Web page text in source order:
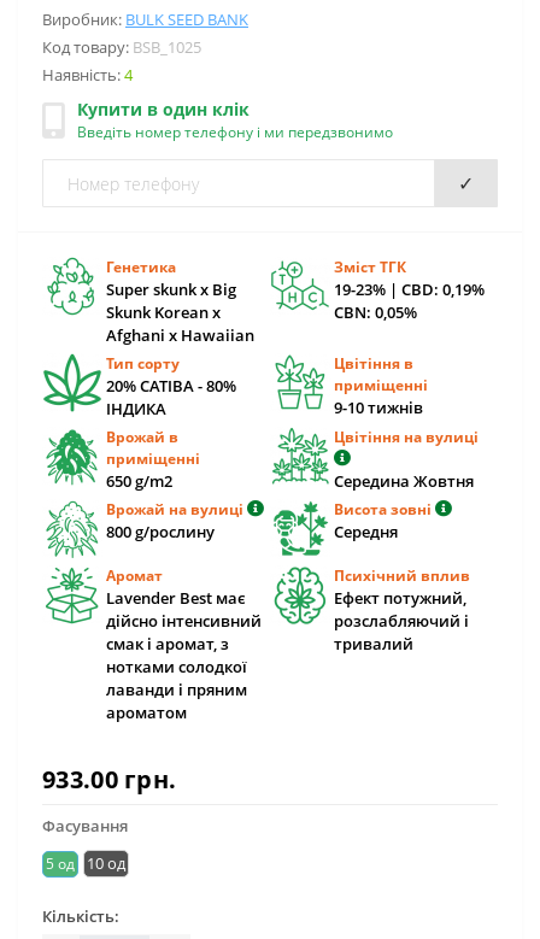
Виробник: BULK SEED BANK
Код товару: BSB_1025
Наявність:4
Купити в один клік
Введіть номер телефону і ми передзвонимо
✓
Генетика
Super skunk x Big
Skunk Korean x
Afghani x Hawaiian
Зміст ТГК
19-23% | CBD: 0,19%
CBN: 0,05%
Тип сорту
20% САТІВА - 80%
ІНДИКА
Цвітіння в
приміщенні
9-10 тижнів
Врожай в
приміщенні
650 g/m2
Цвітіння на вулиці
Середина Жовтня
Врожай на вулиці
800 g/рослину
Висота зовні
Середня
Аромат
Lavender Best має
дійсно інтенсивний
смак і аромат, з
нотками солодкої
лаванди і пряним
ароматом
Психічний вплив
Ефект потужний,
розслабляючий і
тривалий
933.00 грн.
Фасування
5 од 10 од
Кількість: